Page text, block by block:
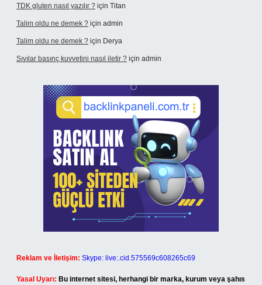
TDK gluten nasıl yazılır ? için Titan
Talim oldu ne demek ? için admin
Talim oldu ne demek ? için Derya
Sıvılar basınç kuvvetini nasıl iletir ? için admin
Reklam ve İletişim: Skype: live:.cid.575569c608265c69
Yasal Uyarı: Bu internet sitesi, herhangi bir marka, kurum veya şahıs